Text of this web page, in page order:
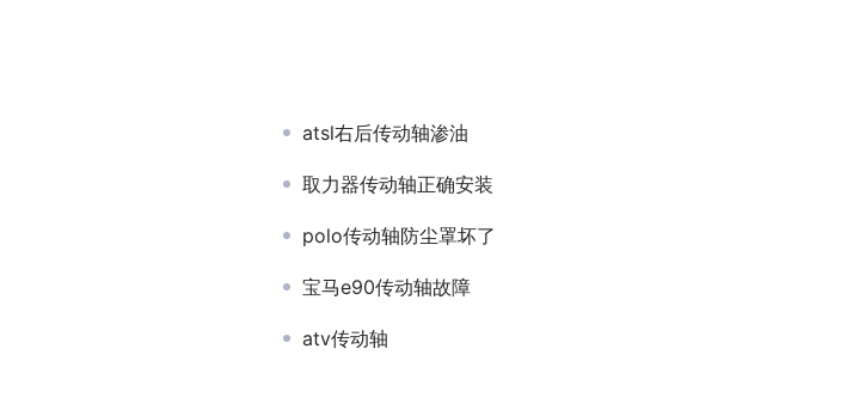
atsl右后传动轴渗油
取力器传动轴正确安装
polo传动轴防尘罩坏了
宝马e90传动轴故障
atv传动轴